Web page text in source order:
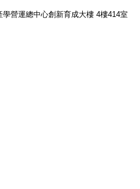
營運總中心創新育成大樓 4樓414室